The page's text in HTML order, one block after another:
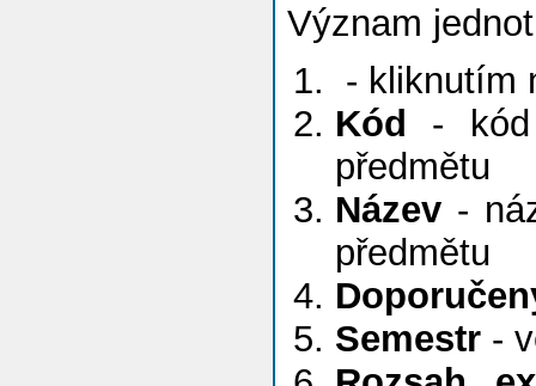
Význam
- kliknutím
Kód -
předmětu
Název -
předmětu
Semestr -